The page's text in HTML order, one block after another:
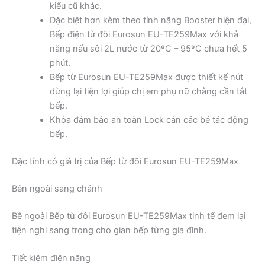
kiểu cũ khác.
Đặc biệt hơn kèm theo tính năng Booster hiện đại,
Bếp điện từ đôi Eurosun EU-TE259Max với khả
năng nấu sôi 2L nước từ 20ºC – 95ºC chưa hết 5
phút.
Bếp từ Eurosun EU-TE259Max được thiết kế nút
dừng lại tiện lợi giúp chị em phụ nữ chằng cần tắt
bếp.
Khóa đảm bảo an toàn Lock cản các bé tác động
bếp.
Đặc tính có giá trị của Bếp từ đôi Eurosun EU-TE259Max
Bên ngoài sang chảnh
Bề ngoài Bếp từ đôi Eurosun EU-TE259Max tinh tế đem lại
tiện nghi sang trọng cho gian bếp từng gia đình.
Tiết kiệm điện năng